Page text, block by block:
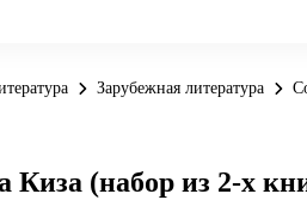
Зарубежная литература
Киза (набор из 2-х